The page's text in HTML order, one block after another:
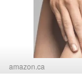
amazon.ca